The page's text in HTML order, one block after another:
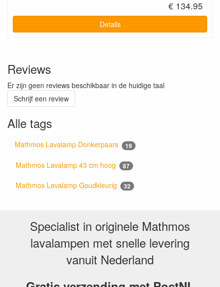
€ 134.95
Details
Reviews
Er zijn geen reviews beschikbaar in de huidige taal
Schrijf een review
Alle tags
Mathmos Lavalamp Donkerpaars 19
Mathmos Lavalamp 43 cm hoog 87
Mathmos Lavalamp Goudkleurig 32
Specialist in originele Mathmos
lavalampen met snelle levering
vanuit Nederland